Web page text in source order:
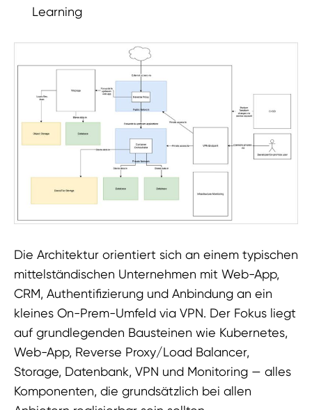
Learning
Die Architektur orientiert sich an einem typischen
mittelständischen Unternehmen mit Web-App,
CRM, Authentifizierung und Anbindung an ein
kleines On-Prem-Umfeld via VPN. Der Fokus liegt
auf grundlegenden Bausteinen wie Kubernetes,
Web-App, Reverse Proxy/Load Balancer,
Storage, Datenbank, VPN und Monitoring — alles
Komponenten, die grundsätzlich bei allen